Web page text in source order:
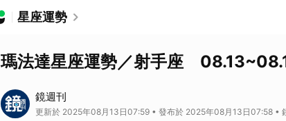
星座運勢
瑪法達星座運勢／射手座
鏡週刊
更新於 2025年08月13日07:59 • 發布於 2025年08月13日07:58 •